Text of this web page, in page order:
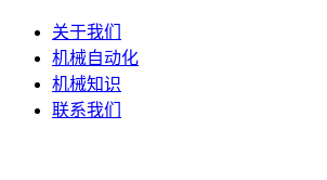
关于我们
机械自动化
机械知识
联系我们